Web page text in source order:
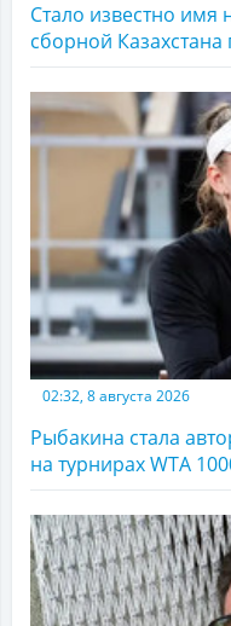
Стало известно имя
сборной Казахстана
02:32, 8 августа 2026
Рыбакина стала
на турнирах WTA